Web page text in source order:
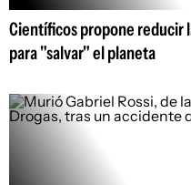
Científicos propone reducir
para "salvar" el planeta